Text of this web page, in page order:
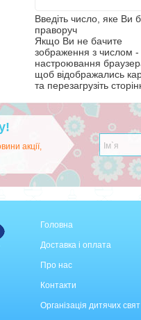
Введіть число, яке Ви
праворуч
Якщо Ви не бачите
зображення з числом -
настроювання
щоб відображались
та перезагрузіть
акції,
Головна
Доставка і оплата
Про нас
Контакти
Організація дитячих свят